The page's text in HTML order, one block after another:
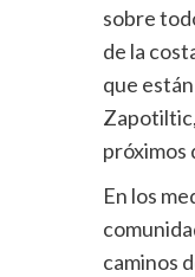
sobre
de la
que
próximos
En los
caminos